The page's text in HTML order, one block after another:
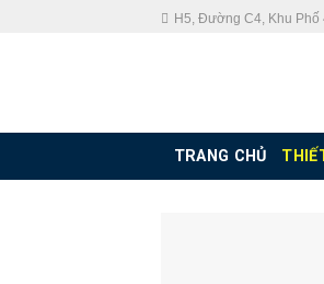
H5, Đường C4, Khu Phố
TRANG CHỦ